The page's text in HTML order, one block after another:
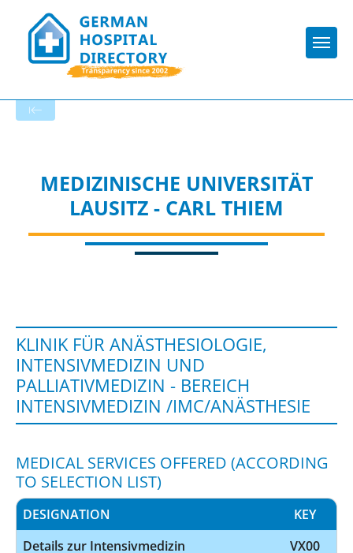
MEDIZINISCHE UNIVERSITÄT
LAUSITZ - CARL THIEM
KLINIK FÜR ANÄSTHESIOLOGIE,
INTENSIVMEDIZIN UND
PALLIATIVMEDIZIN - BEREICH
INTENSIVMEDIZIN /IMC/ANÄSTHESIE
MEDICAL SERVICES OFFERED (ACCORDING
TO SELECTION LIST)
DESIGNATION
KEY
Details zur Intensivmedizin
VX00